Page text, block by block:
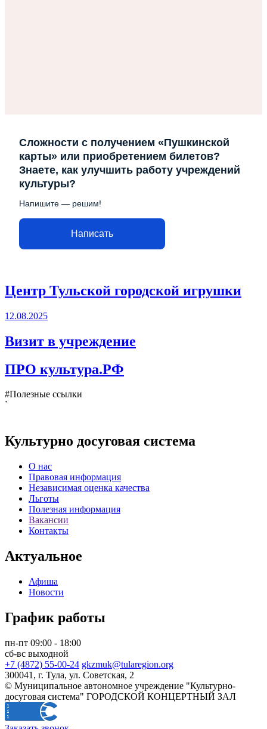
Сложности с получением «Пушкинской
карты» или приобретением билетов?
Знаете, как улучшить работу учреждений
культуры?
Напишите — решим!
Написать
Центр Тульской городской игрушки
12.08.2025
Визит в учреждение
ПРО культура.РФ
#Полезные ссылки
`
Культурно досуговая система
О нас
Правовая информация
Независимая оценка качества
Льготы
Полезная информация
Вакансии
Контакты
Актуальное
Афиша
Новости
График работы
пн-пт 09:00 - 18:00
сб-вс выходной
+7 (4872) 55-00-24 gkzmuk@tularegion.org
300041, г. Тула, ул. Советская, 2
© Муниципальное автономное учреждение "Культурно-
досуговая система" ГОРОДСКОЙ КОНЦЕРТНЫЙ ЗАЛ